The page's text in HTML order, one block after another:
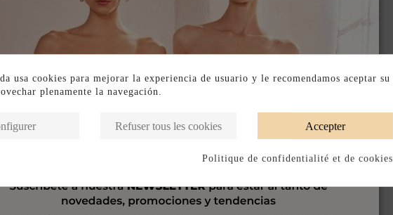
DISPONIBLE EN BOUTIQUE PHYSIQUE
usa cookies para mejorar la experiencia de usuario y le recomendamos aceptar su
plenamente la navegación.
Accepter
Refuser tous les cookies
Politique de confidentialité et de cookies